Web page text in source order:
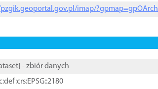
imap/?gpmap=gpOArch
] - zbiór danych